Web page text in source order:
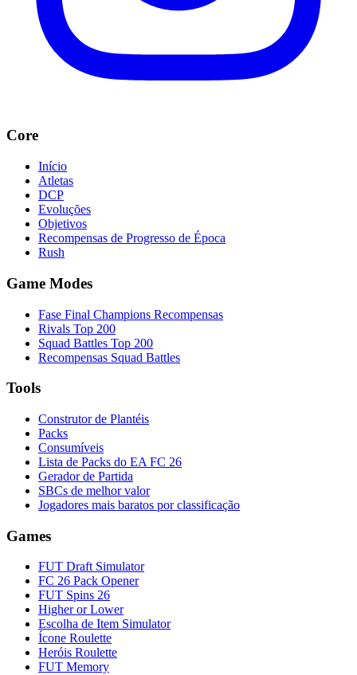
Core
Início
Atletas
DCP
Evoluções
Objetivos
Recompensas de Progresso de Época
Rush
Game Modes
Fase Final Champions Recompensas
Rivals Top 200
Squad Battles Top 200
Recompensas Squad Battles
Tools
Construtor de Plantéis
Packs
Consumíveis
Lista de Packs do EA FC 26
Gerador de Partida
SBCs de melhor valor
Jogadores mais baratos por classificação
Games
FUT Draft Simulator
FC 26 Pack Opener
FUT Spins 26
Higher or Lower
Escolha de Item Simulator
Ícone Roulette
Heróis Roulette
FUT Memory